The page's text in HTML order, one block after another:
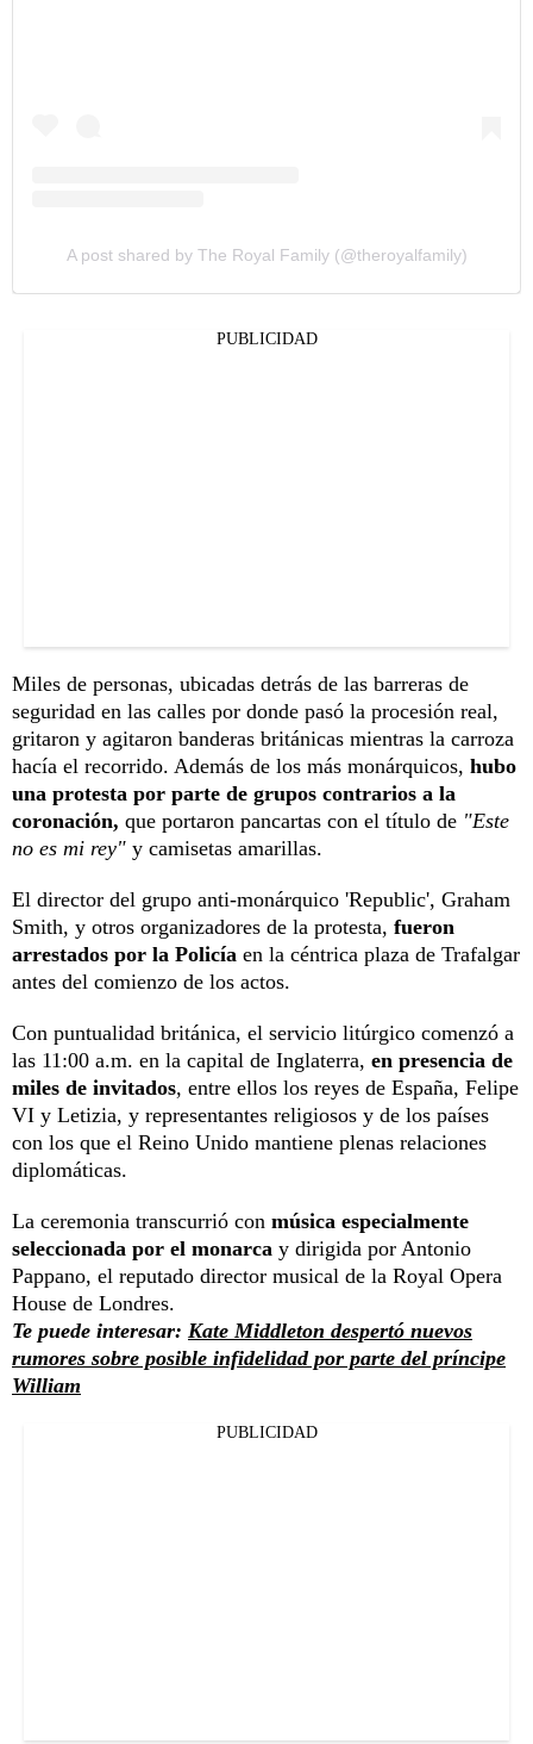
A post shared by The Royal Family (@theroyalfamily)
PUBLICIDAD
Miles de personas, ubicadas detrás de las barreras de
seguridad en las calles por donde pasó la procesión real,
gritaron y agitaron banderas británicas mientras la carroza
hacía el recorrido. Además de los más monárquicos, hubo
una protesta por parte de grupos contrarios a la
coronación, que portaron pancartas con el título de "Este
no es mi rey" y camisetas amarillas.
El director del grupo anti-monárquico 'Republic', Graham
Smith, y otros organizadores de la protesta, fueron
arrestados por la Policía en la céntrica plaza de Trafalgar
antes del comienzo de los actos.
Con puntualidad británica, el servicio litúrgico comenzó a
las 11:00 a.m. en la capital de Inglaterra, en presencia de
miles de invitados, entre ellos los reyes de España, Felipe
VI y Letizia, y representantes religiosos y de los países
con los que el Reino Unido mantiene plenas relaciones
diplomáticas.
La ceremonia transcurrió con música especialmente
seleccionada por el monarca y dirigida por Antonio
Pappano, el reputado director musical de la Royal Opera
House de Londres.
Te puede interesar: Kate Middleton despertó nuevos
rumores sobre posible infidelidad por parte del príncipe
William
PUBLICIDAD